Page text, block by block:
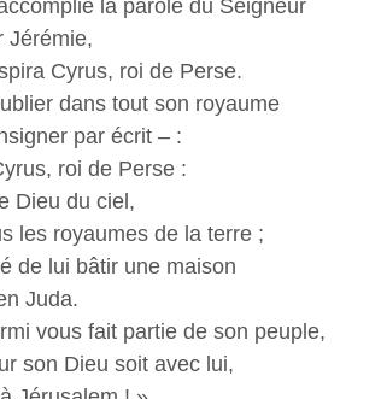
la parole du Seigneur
Jérémie,
Cyrus, roi de Perse.
dans tout son royaume
par écrit – :
roi de Perse :
Dieu du ciel,
les royaumes de la terre ;
de lui bâtir une maison
Juda.
vous fait partie de son peuple,
son Dieu soit avec lui,